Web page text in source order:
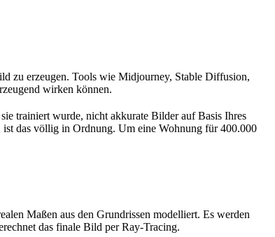
zu erzeugen. Tools wie Midjourney, Stable Diffusion,
wirken können.
trainiert wurde, nicht akkurate Bilder auf Basis Ihres
ist das völlig in Ordnung. Um eine Wohnung für 400.000
Maßen aus den Grundrissen modelliert. Es werden
das finale Bild per Ray-Tracing.